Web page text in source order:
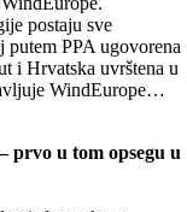
postaju sve
PPA ugovorena
i Hrvatska uvrštena u
WindEurope…
prvo u tom opsegu u